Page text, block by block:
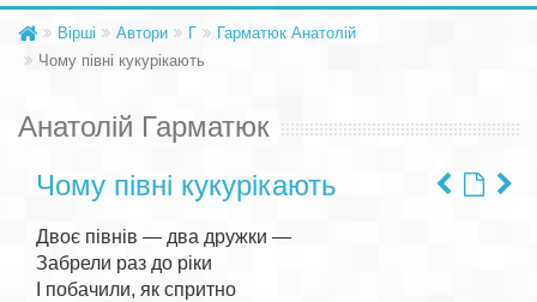
Вірші Автори Г
Гарматюк Анатолій
Чому півні кукурікають
Анатолій Гарматюк
Чому півні кукурікають
Двоє півнів — два дружки —
Забрели раз до ріки
І побачили, як спритно